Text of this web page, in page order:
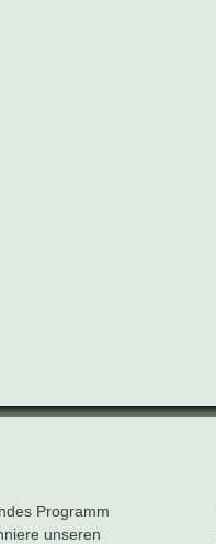
Programm
unseren